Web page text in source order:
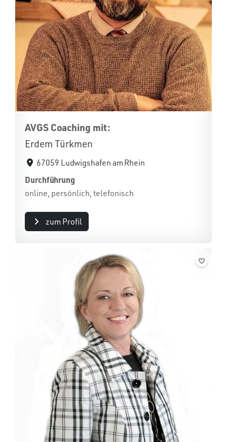
AVGS Coaching mit:
Erdem Türkmen
67059 Ludwigshafen am Rhein
Durchführung
online, persönlich, telefonisch
zum Profil